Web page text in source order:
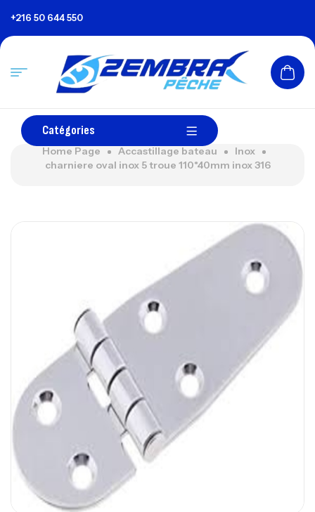
+216 50 644 550
Catégories
Home Page Accastillage bateau
Inox
charniere oval inox 5 troue 110*40mm inox 316